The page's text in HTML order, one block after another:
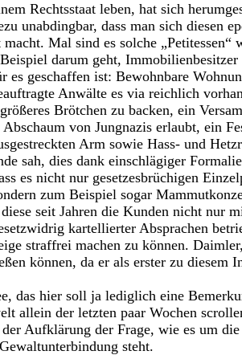
Rechtsstaat leben, hat sich
unabdingbar, dass man sich diesen
macht. Mal sind es solche
darum geht,
es geschaffen ist: Bewohnbare
Anwälte es via reichlich
Brötchen zu backen, ein
Abschaum von Jungnazis erlaubt, ein
Arm sowie Hass- und
sah, dies dank einschlägiger
es nicht nur gesetzesbrüchigen
zum Beispiel sogar
seit Jahren die Kunden nicht nur
kartellierter Absprachen
straffrei machen zu können.
können, da er als erster zu diesem
das hier soll ja lediglich eine
allein der letzten paar Wochen
Aufklärung der Frage, wie es um
steht.